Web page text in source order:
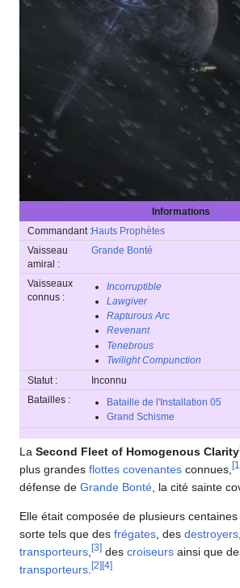
Informations
Commandant :Hauts Prophètes
Vaisseau
amiral :
Grande Bonté
Vaisseaux
connus :
Incorruptible
Lawgiver
Rapturous Arc
Revenant
Tenebrous
Twilight Compunction
Statut :
Inconnu
Batailles :
Bataille de l'Installation 05
Grand Schisme
Cortana
La Second Fleet of Homogenous Clarity
plus grandes flottes covenantes connues, [1
défense de Grande Bonté, la cité sainte
Elle était composée de plusieurs
sorte tels que des frégates, des destroyers
transporteurs, [3] des croiseurs ainsi que
transporteurs. [2] [4]